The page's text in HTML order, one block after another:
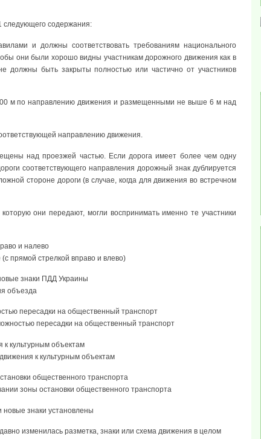
следующего содержания:
и должны соответствовать требованиям национального
они были хорошо видны участникам дорожного движения как в
должны быть закрыты полностью или частично от участников
м по направлению движения и размещенными не выше 6 м над
направлению движения.
над проезжей частью. Если дорога имеет более чем одну
соответствующего направления дорожный знак дублируется
стороне дороги (в случае, когда для движения во встречном
они передают, могли воспринимать именно те участники
прямой стрелкой вправо и влево)
объезда
пересадки на общественный транспорт
к культурным объектам
зоны остановки общественного транспорта
изменилась разметка, знаки или схема движения в целом